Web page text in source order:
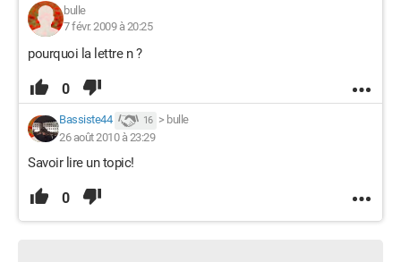
bulle
7 févr. 2009 à 20:25
pourquoi la lettre n ?
0
Bassiste44 16 > bulle
26 août 2010 à 23:29
Savoir lire un topic!
0